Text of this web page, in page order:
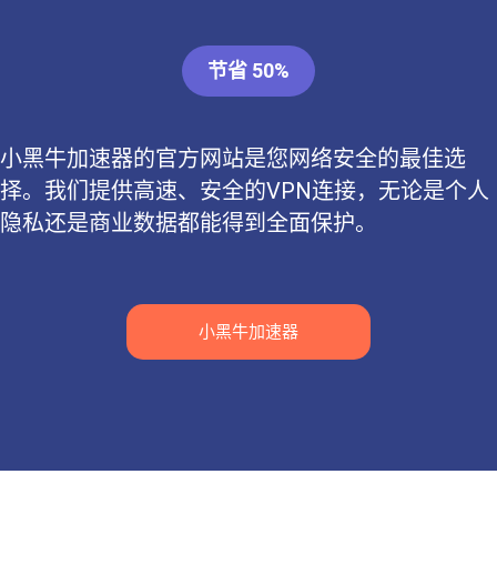
节省 50%
小黑牛加速器的官方网站是您网络安全的最佳选
择。我们提供高速、安全的VPN连接，无论是个人
隐私还是商业数据都能得到全面保护。
小黑牛加速器